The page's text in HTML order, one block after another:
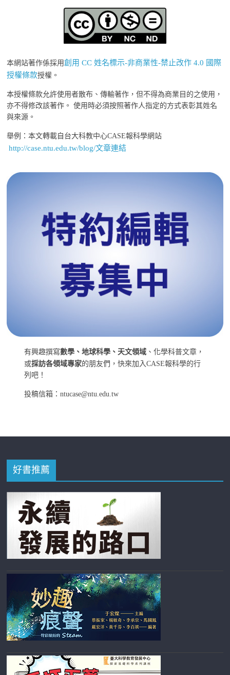
本網站著作係採用創用 CC 姓名標示-非商業性-禁止改作 4.0 國際
授權條款授權。
本授權條款允許使用者散布、傳輸著作，但不得為商業目的之使用，
亦不得修改該著作。 使用時必須按照著作人指定的方式表彰其姓名
與來源。
舉例：本文轉載自台大科教中心CASE報科學網站
http://case.ntu.edu.tw/blog/文章連結
有興趣撰寫數學、地球科學、天文領域 、化學科普文章，
或採訪各領域專家的朋友們，快來加入CASE報科學的行
列吧！
投稿信箱：ntucase@ntu.edu.tw
好書推薦